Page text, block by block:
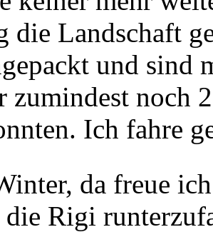
die Landschaft
und sind
zumindest noch
Ich fahre
da freue
Rigi